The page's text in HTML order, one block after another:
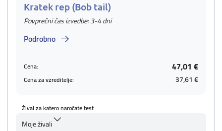
Kratek rep (Bob tail)
Povprečni čas izvedbe: 3-4 dni
Podrobno
Cena: 47,01 €
Cena za vzreditelje: 37,61 €
Žival za katero naročate test
Moje živali